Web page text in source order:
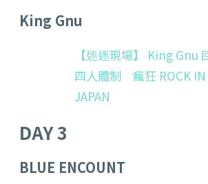
King Gnu
【迷迷現場】 King Gnu
四人體制 瘋狂 ROCK IN
JAPAN
DAY 3
BLUE ENCOUNT